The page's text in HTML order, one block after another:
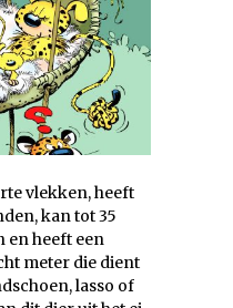
vlekken, heeft
kan tot 35
en heeft een
meter die dient
lasso of